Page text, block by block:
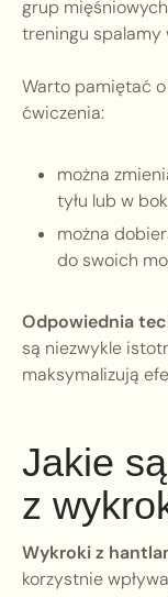
grup
treningu spalamy
Warto pamiętać
ćwiczenia:
można
tyłu lub w
można
do swoich
Odpowiednia
są niezwykle
maksymalizują
Jakie
z
Wykroki z
korzystnie